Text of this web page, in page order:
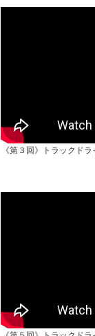
《第３回》トラックド